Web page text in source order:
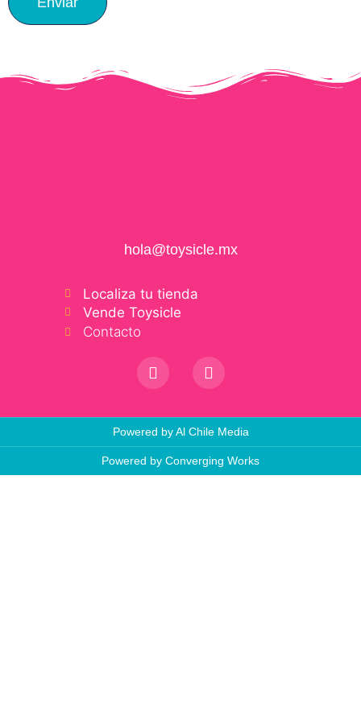
hola@toysicle.mx
Localiza tu tienda
Vende Toysicle
Contacto
Powered by Al Chile Media
Powered by Converging Works